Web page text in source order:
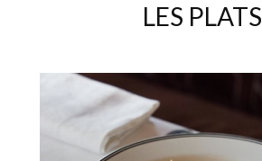
LES PLATS